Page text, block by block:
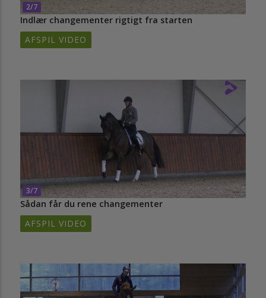
2/7
Indlær changementer rigtigt fra starten
AFSPIL VIDEO
3/7
Sådan får du rene changementer
AFSPIL VIDEO